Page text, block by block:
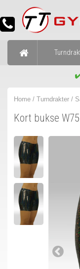
Home /Turndrakter /
Kort bukse